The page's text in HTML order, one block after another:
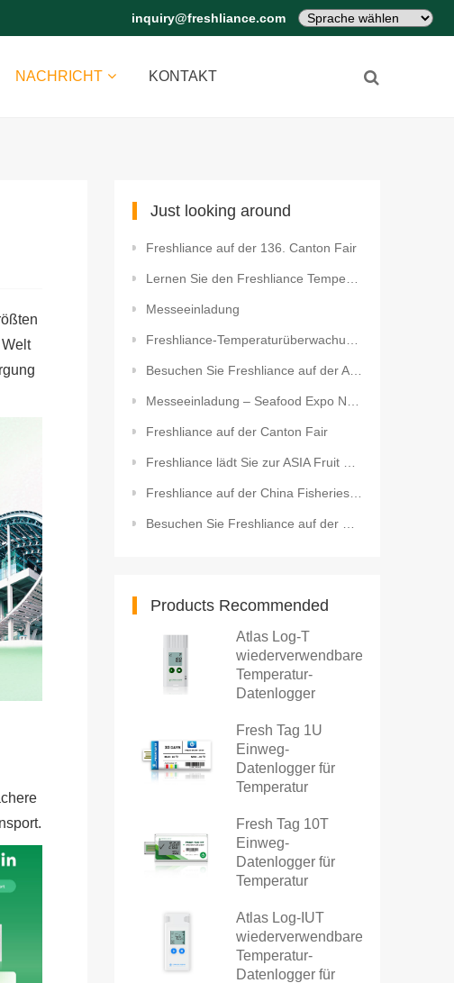
inquiry@freshliance.com
NACHRICHT KONTAKT
Just looking around
Freshliance auf der 136. Canton Fair
Lernen Sie den Freshliance Temperaturdatenlogger auf der Seafood Expo Global 2025 kennen
Messeeinladung
Freshliance-Temperaturüberwachungslösung auf der Fruit Logistica 2025
Besuchen Sie Freshliance auf der Analytica 2026
Messeeinladung – Seafood Expo North American
Freshliance auf der Canton Fair
Freshliance lädt Sie zur ASIA Fruit Logistica ein
Freshliance auf der China Fisheries and Seafood Expo
Besuchen Sie Freshliance auf der FRUIT LOGISTICA 2026!
Products Recommended
Atlas Log-T
wiederverwendbarer
Temperatur-
Datenlogger
Fresh Tag 1U
Einweg-
Datenlogger für
Temperatur
Fresh Tag 10T
Einweg-
Datenlogger für
Temperatur
Atlas Log-IUT
wiederverwendbarer
Temperatur-
Datenlogger für